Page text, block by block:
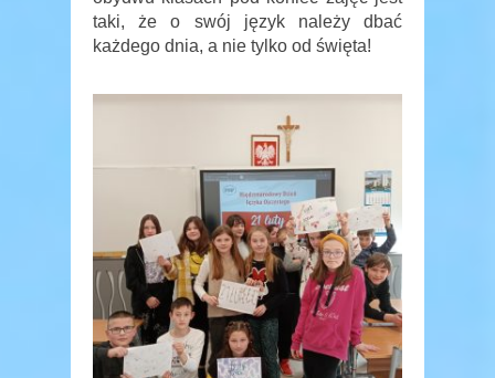
taki, że o swój język należy dbać
każdego dnia, a nie tylko od święta!